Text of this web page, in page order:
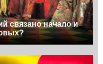
связано начало и